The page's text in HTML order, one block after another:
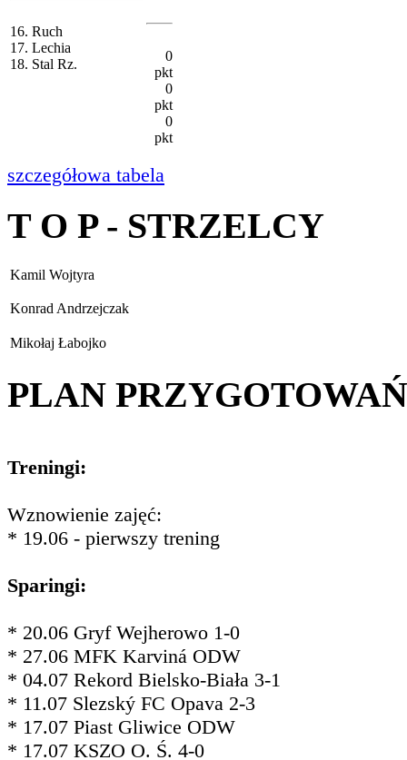
16. Ruch
17. Lechia
18. Stal Rz.
0
pkt
0
pkt
0
pkt
szczegółowa tabela
T O P - STRZELCY
Kamil Wojtyra
Konrad Andrzejczak
Mikołaj Łabojko
PLAN PRZYGOTOWAŃ
Treningi:
Wznowienie zajęć:
* 19.06 - pierwszy trening
Sparingi:
* 20.06 Gryf Wejherowo 1-0
* 27.06 MFK Karviná ODW
* 04.07 Rekord Bielsko-Biała 3-1
* 11.07 Slezský FC Opava 2-3
* 17.07 Piast Gliwice ODW
* 17.07 KSZO O. Ś. 4-0